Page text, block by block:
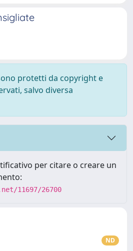
protetti da copyright e
salvo diversa
per citare o creare un
11697/26700
ND